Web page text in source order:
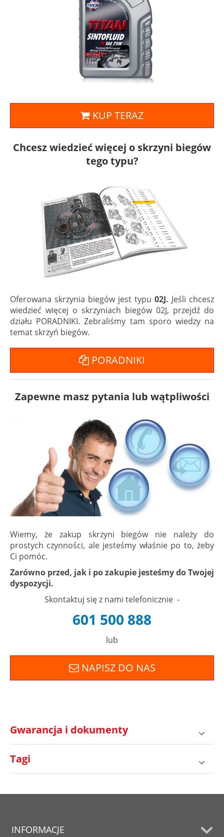
KUP TERAZ
Chcesz wiedzieć więcej o skrzyni biegów
tego typu?
Oferowana skrzynia biegów jest typu 02J. Jeśli chcesz
wiedzieć więcej o skrzyniach biegów 02J, przejdź do
działu PORADNIKI. Zebraliśmy tam sporo wiedzy na
temat skrzyń biegów.
PORADNIKI
Zapewne masz pytania lub wątpliwości
Wiemy, że zakup skrzyni biegów nie należy do
prostych czynności, ale jesteśmy właśnie po to, żeby
Ci pomóc.
Zarówno przed, jak i po zakupie jesteśmy do Twojej
dyspozycji.
Skontaktuj się z nami telefonicznie -
601 500 888
lub
NAPISZ DO NAS
Gwarancja i dokumenty
Tagi
INFORMACJE